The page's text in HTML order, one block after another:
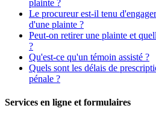
plainte ?
Le procureur est-il tenu
d'une plainte ?
Peut-on retirer une plainte et
?
Qu'est-ce qu'un témoin assisté ?
Quels sont les délais de
pénale ?
Services en ligne et formulaires